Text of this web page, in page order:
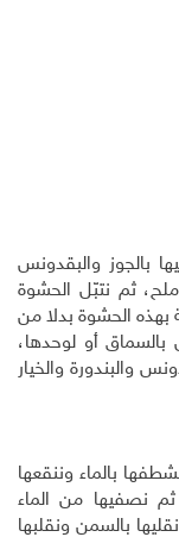
بالجوز والبقدونس
ثم نتبّل الحشوة
الحشوة بدلا من
أو لوحدها،
والبندورة والخيار
بالماء وننقعها
ساعة منقوعة، ثم نصفيها من الماء
بالسمن ونقلبها